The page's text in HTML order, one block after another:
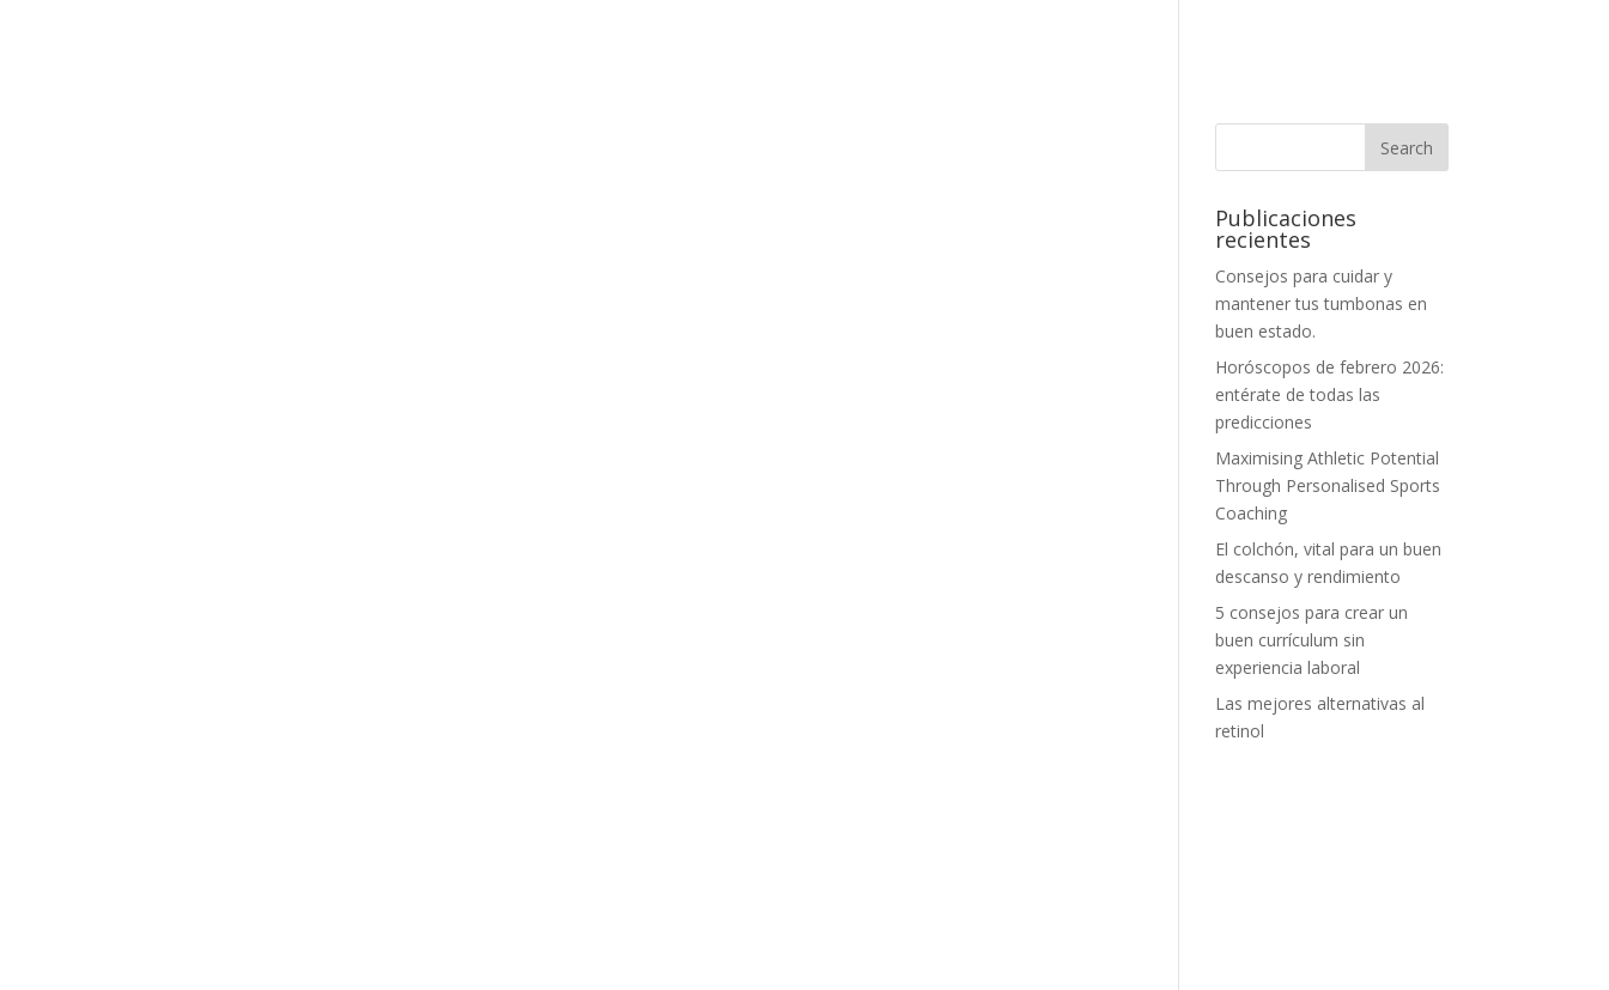
Publicaciones
recientes
Consejos para cuidar y
mantener tus tumbonas en
buen estado.
Horóscopos de febrero 2026:
entérate de todas las
predicciones
Maximising Athletic Potential
Through Personalised Sports
Coaching
El colchón, vital para un buen
descanso y rendimiento
5 consejos para crear un
buen currículum sin
experiencia laboral
Las mejores alternativas al
retinol